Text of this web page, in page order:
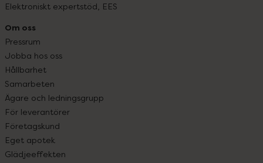
Elektroniskt expertstöd, EES
Om oss
Pressrum
Jobba hos oss
Hållbarhet
Samarbeten
Ägare och ledningsgrupp
För leverantörer
Företagskund
Eget apotek
Glädjeeffekten